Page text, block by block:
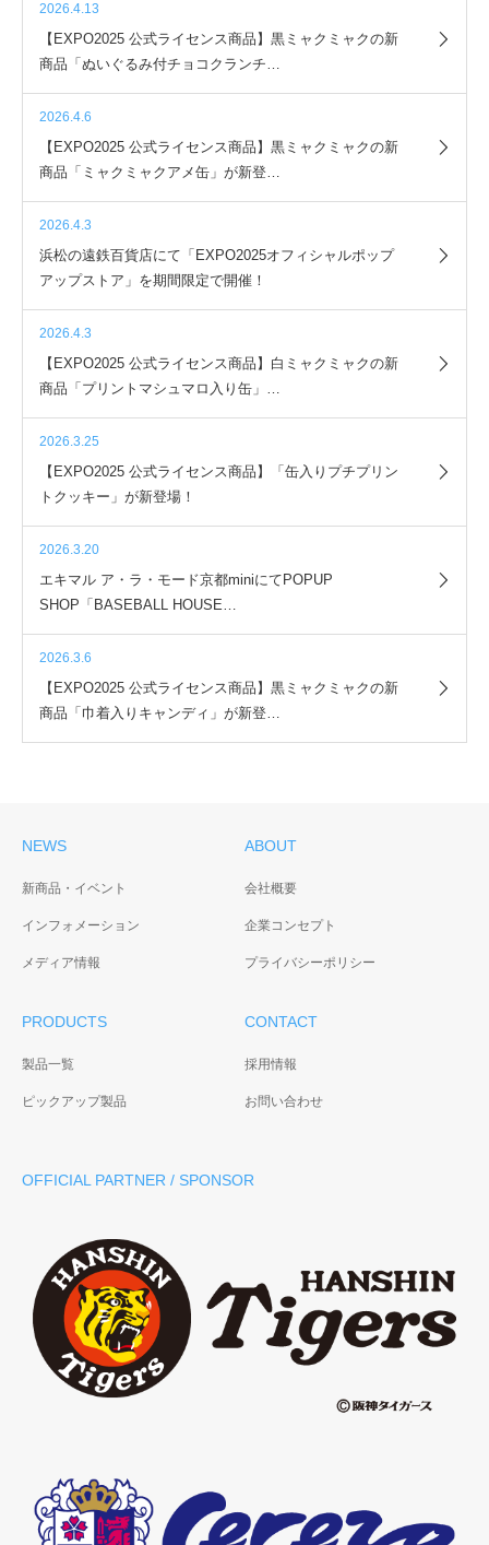
2026.4.13
【EXPO2025 公式ライセンス商品】黒ミャクミャクの新
商品「ぬいぐるみ付チョコクランチ…
2026.4.6
【EXPO2025 公式ライセンス商品】黒ミャクミャクの新
商品「ミャクミャクアメ缶」が新登…
2026.4.3
浜松の遠鉄百貨店にて「EXPO2025オフィシャルポップ
アップストア」を期間限定で開催！
2026.4.3
【EXPO2025 公式ライセンス商品】白ミャクミャクの新
商品「プリントマシュマロ入り缶」…
2026.3.25
【EXPO2025 公式ライセンス商品】「缶入りプチプリン
トクッキー」が新登場！
2026.3.20
エキマル ア・ラ・モード京都miniにてPOPUP
SHOP「BASEBALL HOUSE…
2026.3.6
【EXPO2025 公式ライセンス商品】黒ミャクミャクの新
商品「巾着入りキャンディ」が新登…
NEWS
新商品・イベント
インフォメーション
メディア情報
ABOUT
会社概要
企業コンセプト
プライバシーポリシー
PRODUCTS
製品一覧
ピックアップ製品
CONTACT
採用情報
お問い合わせ
OFFICIAL PARTNER / SPONSOR